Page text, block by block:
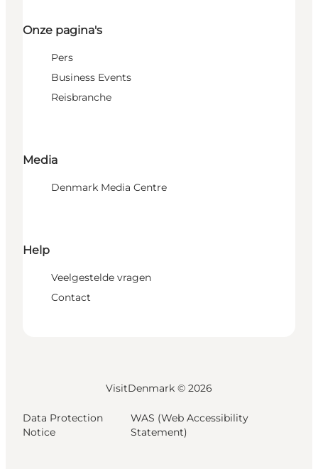
Onze pagina's
Pers
Business Events
Reisbranche
Media
Denmark Media Centre
Help
Veelgestelde vragen
Contact
VisitDenmark © 2026
Data Protection
Notice
WAS (Web Accessibility
Statement)